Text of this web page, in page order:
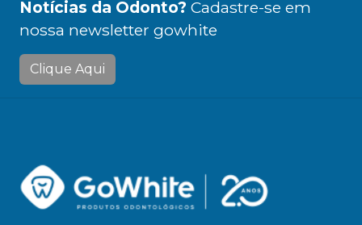
Notícias da Odonto? Cadastre-se em
nossa newsletter gowhite
Clique Aqui